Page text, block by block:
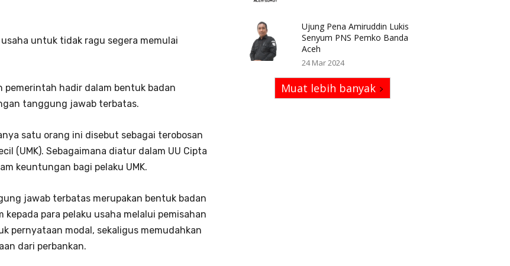
untuk tidak ragu segera memulai
pemerintah hadir dalam bentuk badan
tanggung jawab terbatas.
satu orang ini disebut sebagai terobosan
(UMK). Sebagaimana diatur dalam UU Cipta
keuntungan bagi pelaku UMK.
jawab terbatas merupakan bentuk badan
para pelaku usaha melalui pemisahan
pernyataan modal, sekaligus memudahkan
dari perbankan.
Ujung Pena Amiruddin Lukis
Senyum PNS Pemko Banda
Aceh
24 Mar 2024
Muat lebih banyak